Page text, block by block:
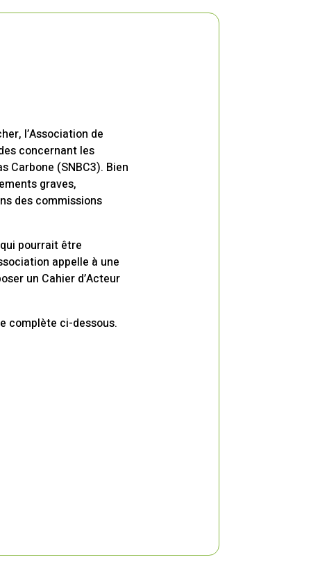
l’Association de
concernant les
Carbone (SNBC3). Bien
graves,
des commissions
pourrait être
appelle à une
un Cahier d’Acteur
complète ci-dessous.